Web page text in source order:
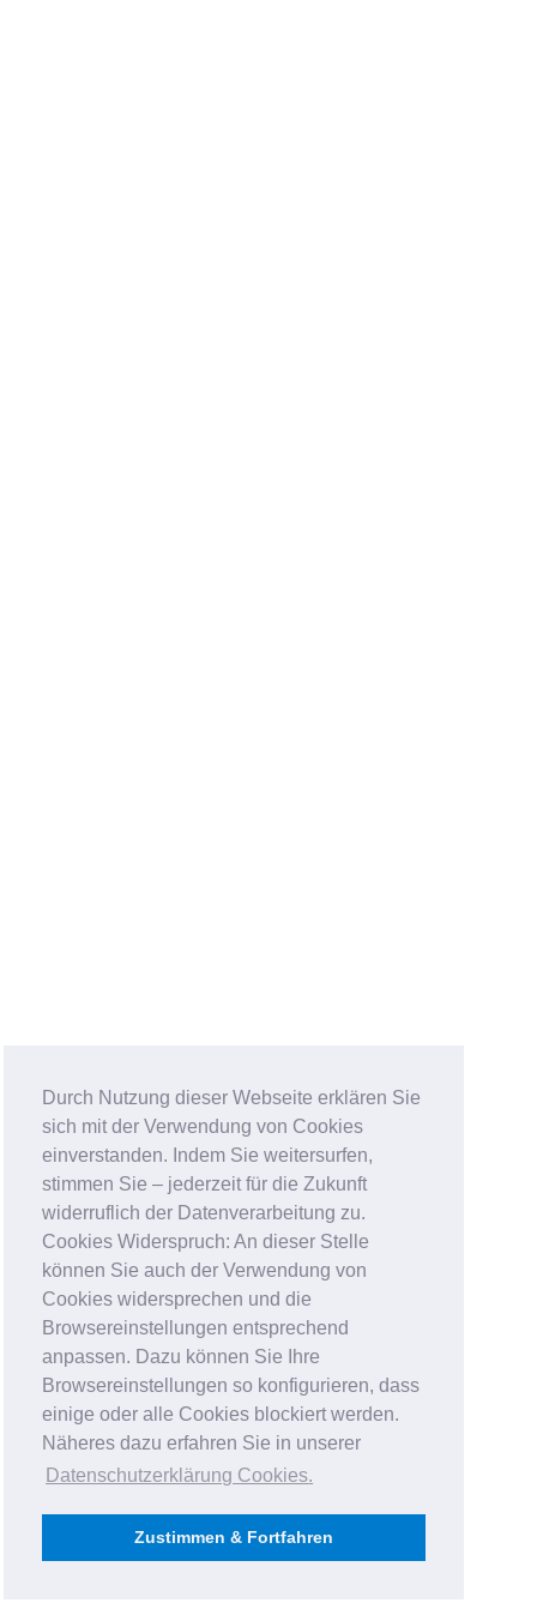
Durch Nutzung dieser Webseite erklären Sie
sich mit der Verwendung von Cookies
einverstanden. Indem Sie weitersurfen,
stimmen Sie – jederzeit für die Zukunft
widerruflich der Datenverarbeitung zu.
Cookies Widerspruch: An dieser Stelle
können Sie auch der Verwendung von
Cookies widersprechen und die
Browsereinstellungen entsprechend
anpassen. Dazu können Sie Ihre
Browsereinstellungen so konfigurieren, dass
einige oder alle Cookies blockiert werden.
Näheres dazu erfahren Sie in unserer
Datenschutzerklärung Cookies.
Zustimmen & Fortfahren